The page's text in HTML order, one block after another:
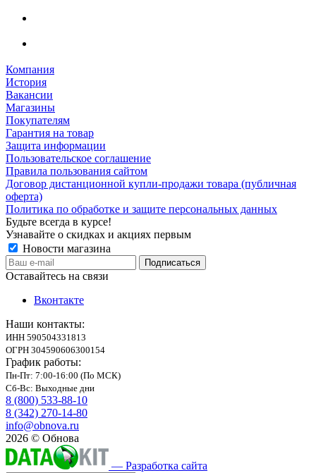
Компания
История
Вакансии
Магазины
Покупателям
Гарантия на товар
Защита информации
Пользовательское соглашение
Правила пользования сайтом
Договор дистанционной купли-продажи товара (публичная
оферта)
Политика по обработке и защите персональных данных
Будьте всегда в курсе!
Узнавайте о скидках и акциях первым
Новости магазина
Оставайтесь на связи
Вконтакте
Наши контакты:
ИНН 590504331813
ОГРН 304590606300154
График работы:
Пн-Пт: 7:00-16:00 (По МСК)
Сб-Вс: Выходные дни
8 (800) 533-88-10
8 (342) 270-14-80
info@obnova.ru
2026 © Обнова
— Разработка сайта